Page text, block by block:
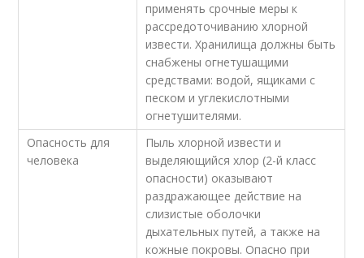
применять срочные меры к
рассредоточиванию хлорной
извести. Хранилища должны быть
снабжены огнетушащими
средствами: водой, ящиками с
песком и углекислотными
огнетушителями.
Опасность для
человека
Пыль хлорной извести и
выделяющийся хлор (2-й класс
опасности) оказывают
раздражающее действие на
слизистые оболочки
дыхательных путей, а также на
кожные покровы. Опасно при